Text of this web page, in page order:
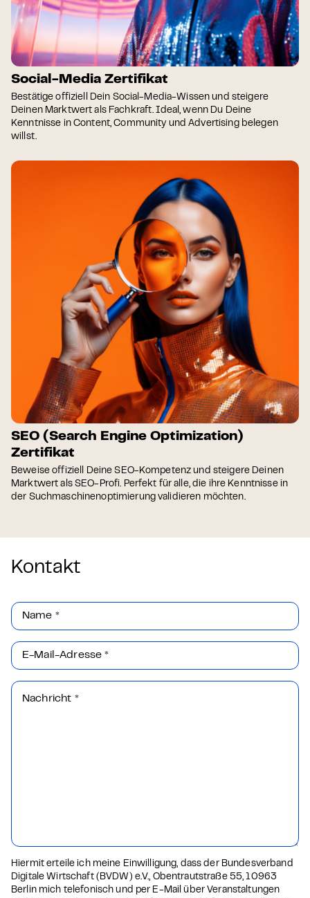
Social-Media Zertifikat
Bestätige offiziell Dein Social-Media-Wissen und steigere
Deinen Marktwert als Fachkraft. Ideal, wenn Du Deine
Kenntnisse in Content, Community und Advertising belegen
willst.
SEO (Search Engine Optimization)
Zertifikat
Beweise offiziell Deine SEO-Kompetenz und steigere Deinen
Marktwert als SEO-Profi. Perfekt für alle, die ihre Kenntnisse in
der Suchmaschinenoptimierung validieren möchten.
Kontakt
Name *
E-Mail-Adresse*
Nachricht *
Hiermit erteile ich meine Einwilligung, dass der Bundesverband
Digitale Wirtschaft (BVDW) e.V., Obentrautstraße 55, 10963
Berlin mich telefonisch und per E-Mail über Veranstaltungen